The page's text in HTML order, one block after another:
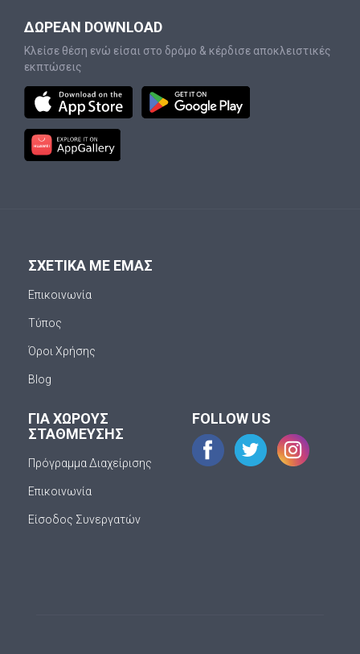
ΔΩΡΕΑΝ DOWNLOAD
Κλείσε θέση ενώ είσαι στο δρόμο & κέρδισε αποκλειστικές
εκπτώσεις
ΣΧΕΤΙΚΑ ΜΕ ΕΜΑΣ
Επικοινωνία
Τύπος
Όροι Χρήσης
Blog
ΓΙΑ ΧΩΡΟΥΣ
ΣΤΑΘΜΕΥΣΗΣ
Πρόγραμμα Διαχείρισης
Επικοινωνία
Είσοδος Συνεργατών
FOLLOW US